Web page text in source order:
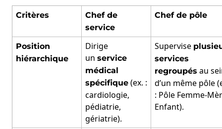
Critères
Chef de
service
Chef de pôle
Position
hiérarchique
Dirige
un service
médical
spécifique(ex. :
cardiologie,
pédiatrie,
gériatrie).
Supervise
services
regroupés au
d’un même pôle
: Pôle Femme-
Enfant).